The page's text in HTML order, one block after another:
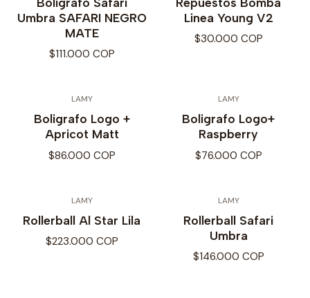
Umbra SAFARI NEGRO
MATE
$111.000 COP
Linea Young V2
$30.000 COP
LAMY
Boligrafo Logo +
Apricot Matt
$86.000 COP
LAMY
Boligrafo Logo+
Raspberry
$76.000 COP
LAMY
Rollerball Al Star Lila
$223.000 COP
LAMY
Rollerball Safari
Umbra
$146.000 COP